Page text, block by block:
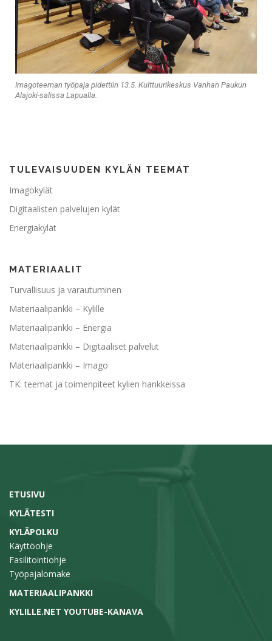
Imagoteeman työpaja pidettiin 13.5. Kulttuurikeskus Vanhan Paukun
Alajoki-salissa Lapualla.
TULEVAISUUDEN KYLÄN TEEMAT
Imagokylät
Digitaalisten palvelujen kylät
Energiakylät
MATERIAALIT
Turvallisuus ja varautuminen
Materiaalipankki – Kylille
Materiaalipankki – Energia
Materiaalipankki – Digitaaliset palvelut
Materiaalipankki – Imago
TK: teemat ja toimenpiteet kylien hankkeissa
ETUSIVU
KYLÄTESTI
KYLÄPOLKU
Käyttöohje
Fasilitointiohje
Työpajalomake
MATERIAALIPANKKI
KYLILLE.NET YOUTUBE-KANAVA